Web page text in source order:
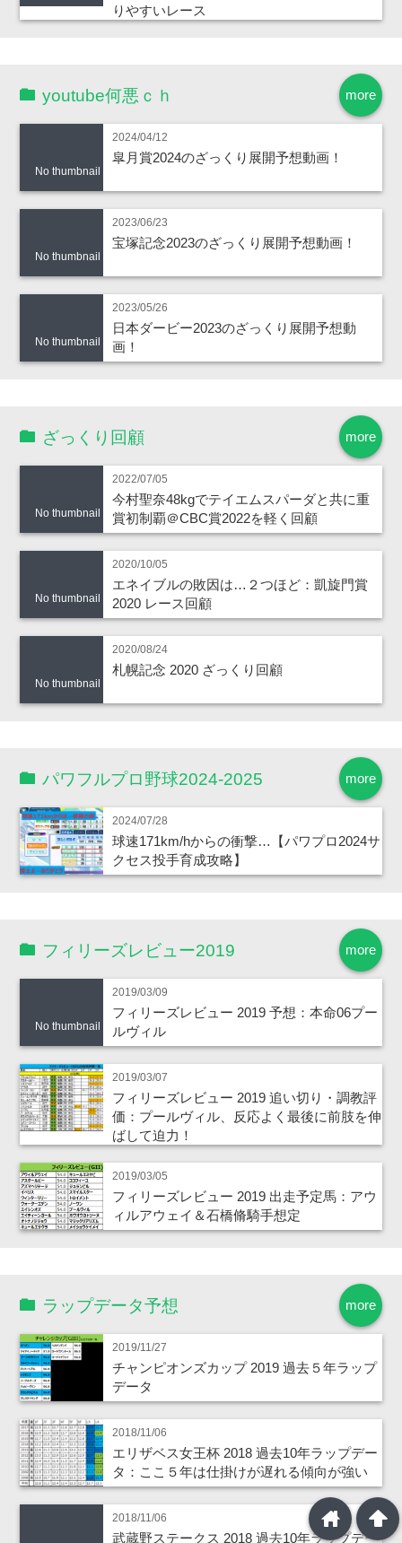
りやすいレース
more
youtube何悪ｃｈ
No thumbnail
2024/04/12
皐月賞2024のざっくり展開予想動画！
No thumbnail
2023/06/23
宝塚記念2023のざっくり展開予想動画！
No thumbnail
2023/05/26
日本ダービー2023のざっくり展開予想動
画！
more
ざっくり回顧
No thumbnail
2022/07/05
今村聖奈48kgでテイエムスパーダと共に重
賞初制覇＠CBC賞2022を軽く回顧
No thumbnail
2020/10/05
エネイブルの敗因は…２つほど：凱旋門賞
2020 レース回顧
No thumbnail
2020/08/24
札幌記念 2020 ざっくり回顧
more
パワフルプロ野球2024-2025
2024/07/28
球速171km/hからの衝撃…【パワプロ2024サ
クセス投手育成攻略】
more
フィリーズレビュー2019
No thumbnail
2019/03/09
フィリーズレビュー 2019 予想：本命06プー
ルヴィル
2019/03/07
フィリーズレビュー 2019 追い切り・調教評
価：プールヴィル、反応よく最後に前肢を伸
ばして迫力！
2019/03/05
フィリーズレビュー 2019 出走予定馬：アウ
ィルアウェイ＆石橋脩騎手想定
more
ラップデータ予想
2019/11/27
チャンピオンズカップ 2019 過去５年ラップ
データ
2018/11/06
エリザベス女王杯 2018 過去10年ラップデー
タ：ここ５年は仕掛けが遅れる傾向が強い
2018/11/06
武蔵野ステークス 2018 過去10年ラップデー
arrowup
home